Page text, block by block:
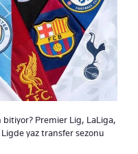
Premier Lig, LaLiga,
yaz transfer sezonu